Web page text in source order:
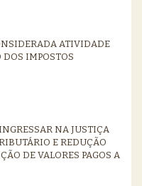
ATIVIDADE
DOS IMPOSTOS
NA JUSTIÇA
E REDUÇÃO
DE VALORES PAGOS A